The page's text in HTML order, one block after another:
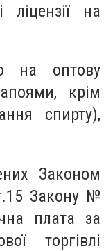
на
на оптову
крім
спирту),
Законом
Закону №
плата за
торгівлі